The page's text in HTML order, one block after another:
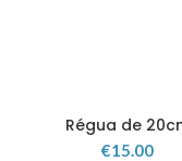
Régua de
€15.00